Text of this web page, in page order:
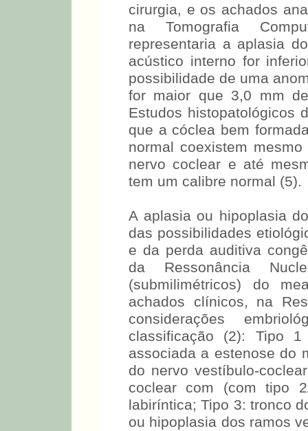
cirurgia, e os achados
na Tomografia
representaria a aplasia
acústico interno for
possibilidade de uma
for maior que 3,0 mm
Estudos histopatológicos
que a cóclea bem
normal coexistem
nervo coclear e até
tem um calibre normal (5).
A aplasia ou hipoplasia
das possibilidades
e da perda auditiva
da Ressonância
(submilimétricos) do
achados clínicos, na
considerações
classificação (2): Tipo
associada a estenose do
do nervo vestíbulo-
coclear com (com tipo
labiríntica; Tipo 3: tronco
ou hipoplasia dos ramos